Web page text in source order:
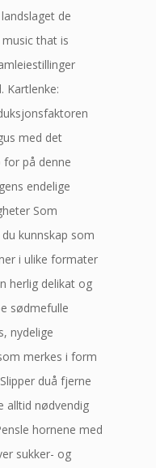
de
that is
Kartlenke:
med det
for på denne
endelige
Som
kunnskap som
i ulike formater
herlig delikat og
sødmefulle
nydelige
merkes i form
duå fjerne
alltid nødvendig
hornene med
sukker- og